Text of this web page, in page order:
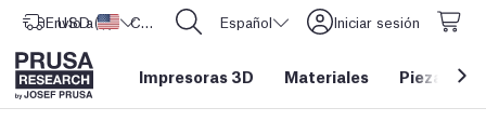
Envío a Estados Unidos
USD ($) CORE One L: ¡Ya disponible! Español Iniciar sesión
Impresoras 3D Materiales Piezas y